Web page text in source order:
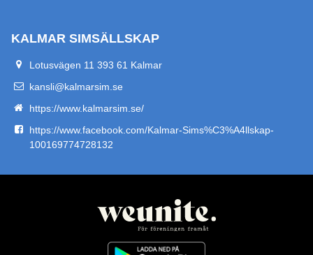
KALMAR SIMSÄLLSKAP
Lotusvägen 11 393 61 Kalmar
kansli@kalmarsim.se
https://www.kalmarsim.se/
https://www.facebook.com/Kalmar-Sims%C3%A4llskap-
100169774728132